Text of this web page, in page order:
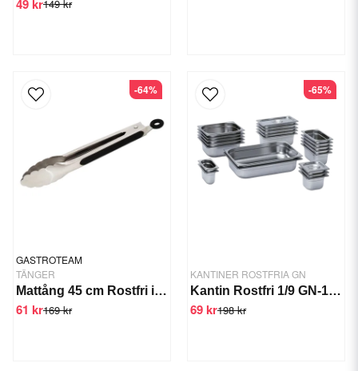
149 kr
49 kr
GASTROTEAM
TÄNGER
Mattång 45 cm Rostfri inkl Hängögla
169 kr
61 kr
-64%
KANTINER ROSTFRIA GN
Kantin Rostfri 1/9 GN-100 mm
198 kr
69 kr
-65%